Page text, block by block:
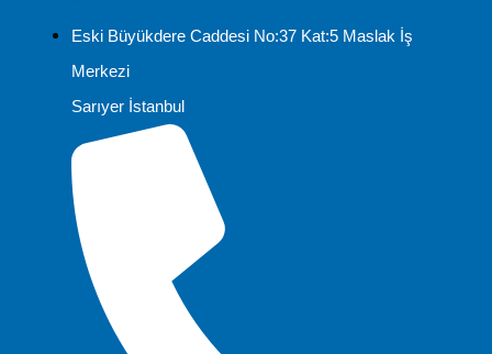
Eski Büyükdere Caddesi No:37 Kat:5 Maslak İş
Merkezi
Sarıyer İstanbul